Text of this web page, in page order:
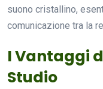
suono cristallino,
comunicazione tra la
I Vantaggi
Studio